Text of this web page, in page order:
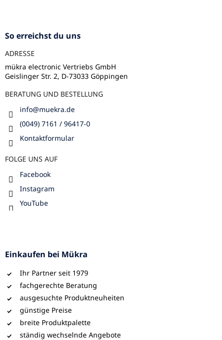
m
e
So erreichst du uns
ADRESSE
mükra electronic Vertriebs GmbH
Geislinger Str. 2, D-73033 Göppingen
BERATUNG UND BESTELLUNG
info@muekra.de
(0049) 7161 / 96417-0
Kontaktformular
FOLGE UNS AUF
Facebook
Instagram
YouTube
Einkaufen bei Mükra
Ihr Partner seit 1979
fachgerechte Beratung
ausgesuchte Produktneuheiten
günstige Preise
breite Produktpalette
ständig wechselnde Angebote